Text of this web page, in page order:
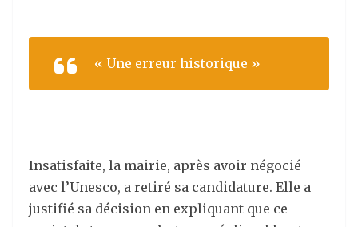
« Une erreur historique »
Insatisfaite, la mairie, après avoir négocié
avec l’Unesco, a retiré sa candidature. Elle a
justifié sa décision en expliquant que ce